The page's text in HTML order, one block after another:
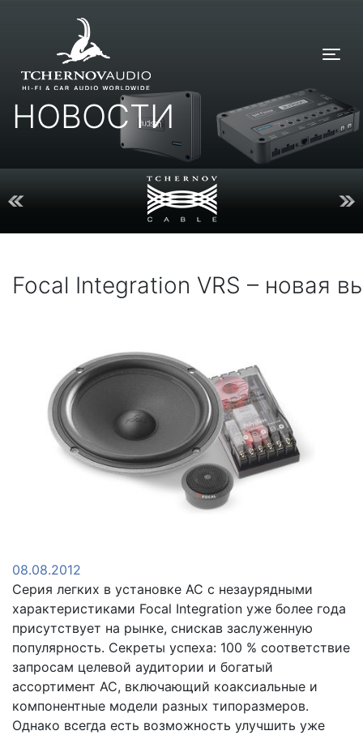
НОВОСТИ
Focal Integration VRS – новая
08.08.2012
Серия легких в установке АС c незаурядными
характеристиками Focal Integration уже более года
присутствует на рынке, снискав заслуженную
популярность. Секреты успеха: 100 % соответствие
запросам целевой аудитории и богатый
ассортимент АС, включающий коаксиальные и
компонентные модели разных типоразмеров.
Однако всегда есть возможность улучшить уже